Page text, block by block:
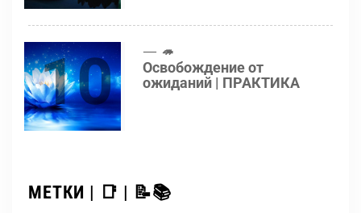
10 🦔
Освобождение от
ожиданий | ПРАКТИКА
МЕТКИ | 📑 | 📝📚